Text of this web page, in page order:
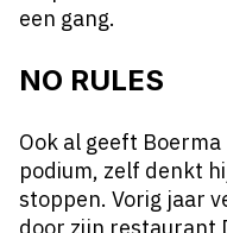
een gang.
NO RULES
Ook al geeft
podium, zelf denkt
stoppen. Vorig jaar